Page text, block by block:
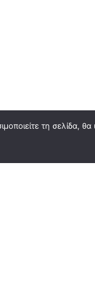
τη σελίδα,